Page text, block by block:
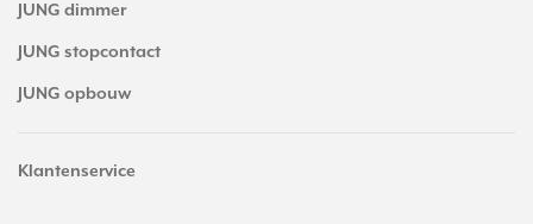
JUNG dimmer
JUNG stopcontact
JUNG opbouw
Klantenservice